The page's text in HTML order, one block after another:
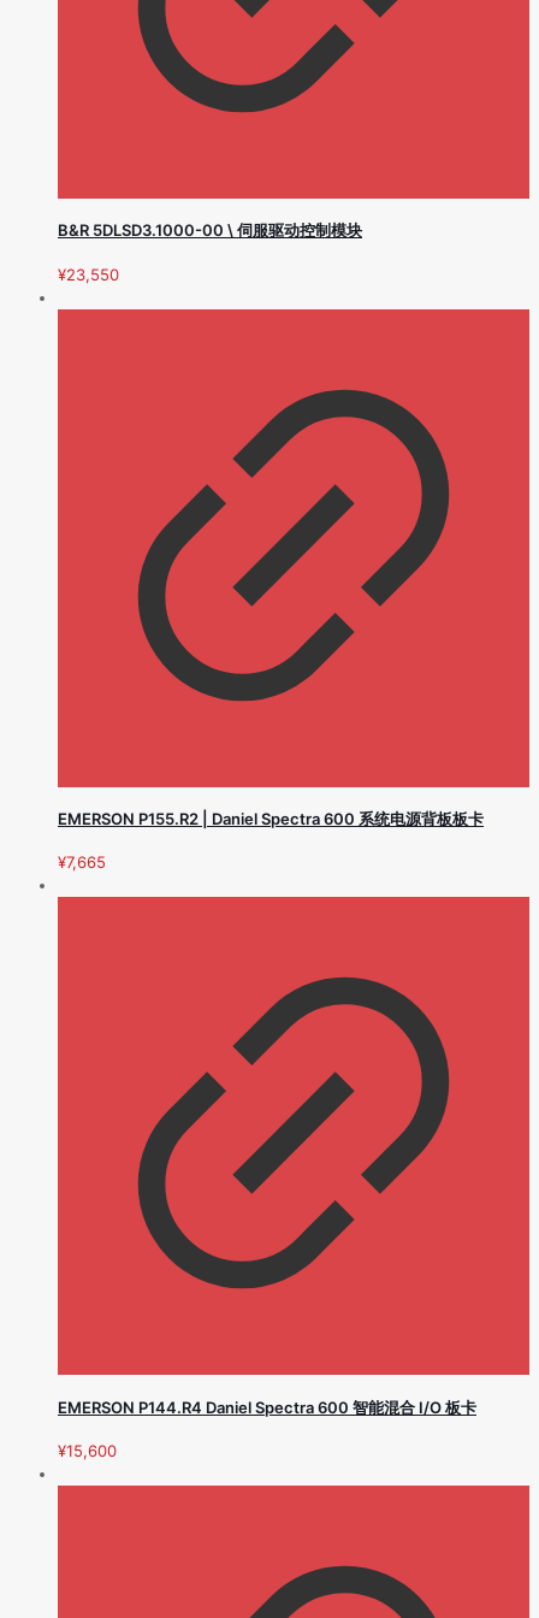
B&R 5DLSD3.1000-00 \ 伺服驱动控制模块
¥23,550
EMERSON P155.R2 | Daniel Spectra 600 系统电源背板板卡
¥7,665
EMERSON P144.R4 Daniel Spectra 600 智能混合 I/O 板卡
¥15,600